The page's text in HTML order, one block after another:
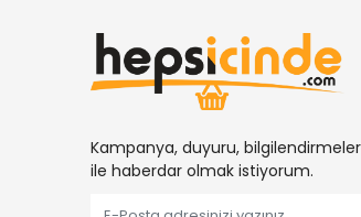
Kampanya, duyuru,
ile haberdar olmak istiyorum.